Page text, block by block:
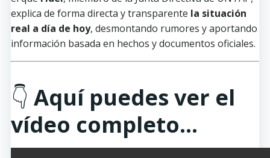
explica de forma directa y transparente la situación
real a día de hoy, desmontando rumores y aportando
información basada en hechos y documentos oficiales.
👇 Aquí puedes ver el
vídeo completo…